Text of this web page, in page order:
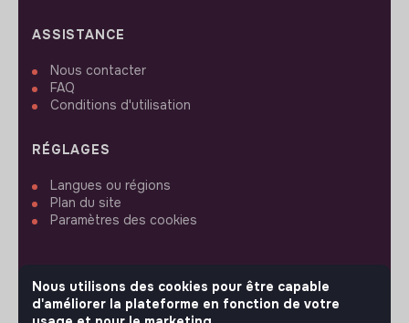
ASSISTANCE
Nous contacter
FAQ
Conditions d'utilisation
RÉGLAGES
Langues ou régions
Plan du site
Paramètres des cookies
SUIVEZ-NOUS
Nous utilisons des cookies pour être capable
d'améliorer la plateforme en fonction de votre